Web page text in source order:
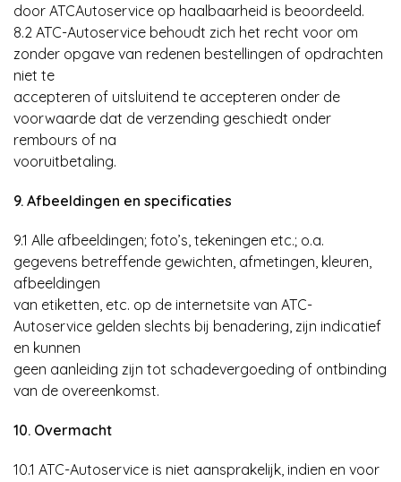
door ATCAutoservice op haalbaarheid is beoordeeld.
8.2 ATC-Autoservice behoudt zich het recht voor om
zonder opgave van redenen bestellingen of opdrachten
niet te
accepteren of uitsluitend te accepteren onder de
voorwaarde dat de verzending geschiedt onder
rembours of na
vooruitbetaling.
9. Afbeeldingen en specificaties
9.1 Alle afbeeldingen; foto’s, tekeningen etc.; o.a.
gegevens betreffende gewichten, afmetingen, kleuren,
afbeeldingen
van etiketten, etc. op de internetsite van ATC-
Autoservice gelden slechts bij benadering, zijn indicatief
en kunnen
geen aanleiding zijn tot schadevergoeding of ontbinding
van de overeenkomst.
10. Overmacht
10.1 ATC-Autoservice is niet aansprakelijk, indien en voor